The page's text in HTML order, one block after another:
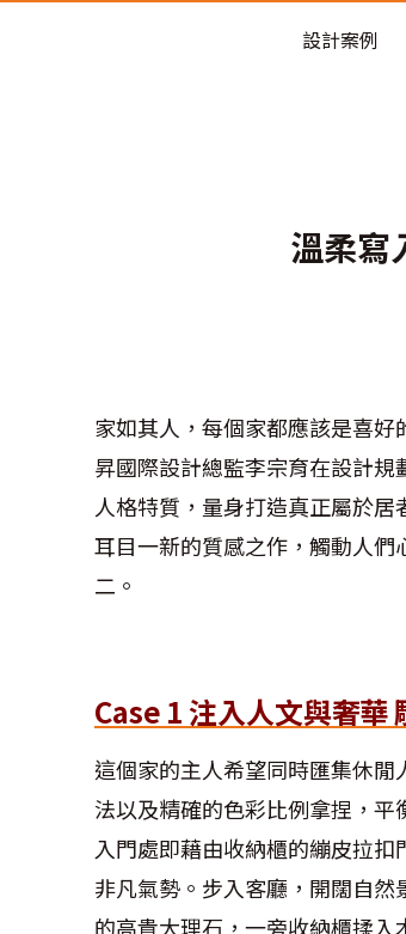
設計案例
溫柔寫
家如其人，每個家都應該是喜
昇國際設計總監李宗育在設計
人格特質，量身打造真正屬於
耳目一新的質感之作，觸動人
二。
Case 1 注入人文與奢華
這個家的主人希望同時匯集休
法以及精確的色彩比例拿捏，平
入門處即藉由收納櫃的繃皮拉
非凡氣勢。步入客廳，開闊自
的高貴大理石，一旁收納櫃揉入